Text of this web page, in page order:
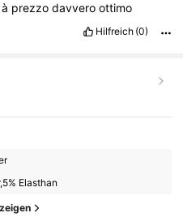
à prezzodavveroottimo
Hilfreich (0)
Elasthan